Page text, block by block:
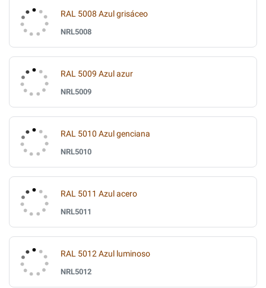
RAL 5008 Azul grisáceo
NRL5008
RAL 5009 Azul azur
NRL5009
RAL 5010 Azul genciana
NRL5010
RAL 5011 Azul acero
NRL5011
RAL 5012 Azul luminoso
NRL5012